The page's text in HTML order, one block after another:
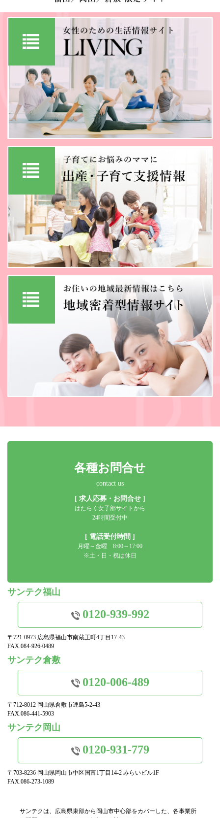
各種お問合せ
contact us
[ 求人応募・お問合せ ]
はたらく女子部サイトから
24時間受付中
[ 電話受付時間 ]
月曜～金曜 8:00～17:00
※土・日・祝は休日
サンテク福山
0120-939-992
〒721-0973 広島県福山市南蔵王町4丁目17-43
FAX.084-926-0489
サンテク倉敷
0120-006-489
〒712-8012 岡山県倉敷市連島5-2-43
FAX.086-441-5903
サンテク岡山
0120-931-779
〒703-8236 岡山県岡山市中区国富1丁目14-2 みらいビル1F
FAX.086-273-1089
サンテクは、広島県東部から岡山市中心部をカバーした、各事業所